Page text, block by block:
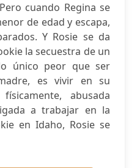
cuando Regina se
de edad y escapa,
Y Rosie se da
la secuestra de un
único peor que ser
es vivir en su
abusada
a trabajar en la
en Idaho, Rosie se